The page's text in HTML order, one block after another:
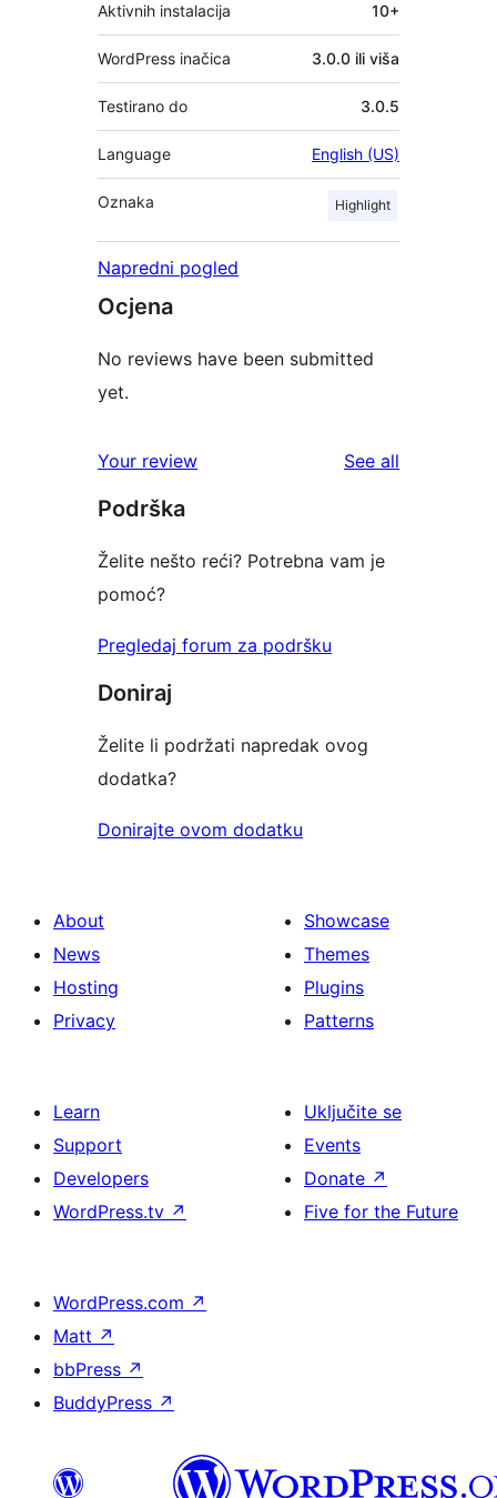
Aktivnih instalacija 10+
WordPress inačica 3.0.0 ili viša
Testirano do 3.0.5
Language English (US)
Oznaka Highlight
Napredni pogled
Ocjena
No reviews have been submitted
yet.
Your review See all
Podrška
Želite nešto reći? Potrebna vam je
pomoć?
Pregledaj forum za podršku
Doniraj
Želite li podržati napredak ovog
dodatka?
Donirajte ovom dodatku
About
News
Hosting
Privacy
Showcase
Themes
Plugins
Patterns
Learn
Support
Developers
WordPress.tv ↗
Uključite se
Events
Donate ↗
Five for the Future
WordPress.com ↗
Matt ↗
bbPress ↗
BuddyPress ↗